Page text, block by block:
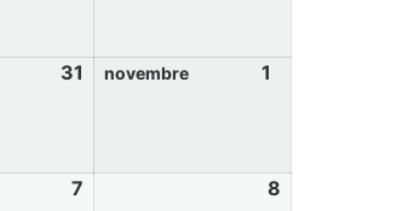
31 novembre 1
7 8